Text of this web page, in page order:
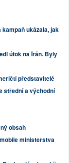
ukázala, jak
útok na Írán. Byly
představitelé
střední a východní
obsah
ministerstva